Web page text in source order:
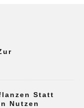
Statt
Nutzen